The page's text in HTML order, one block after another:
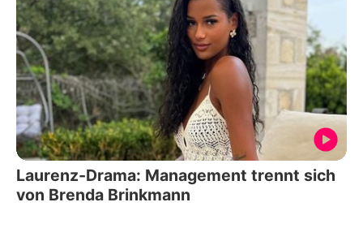
Laurenz-Drama: Management trennt sich
von Brenda Brinkmann